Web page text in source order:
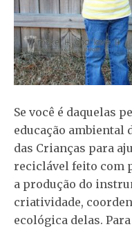
Se você é daquelas
educação ambiental
das Crianças para
reciclável feito com
a produção do
criatividade,
ecológica delas.